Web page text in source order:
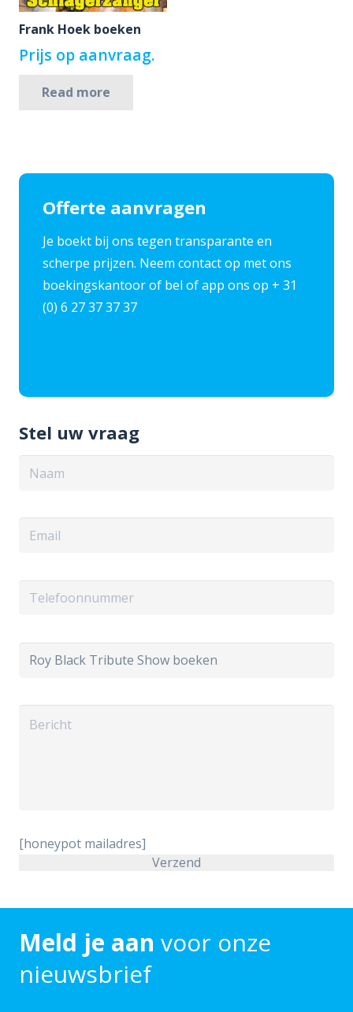
Frank Hoek boeken
Prijs op aanvraag.
Read more
Offerte aanvragen
Je boekt bij ons tegen transparante en
scherpe prijzen. Neem contact op met ons
boekingskantoor of bel of app ons op + 31
(0) 6 27 37 37 37
Stel uw vraag
[honeypot mailadres]
Meld je aan voor onze
nieuwsbrief